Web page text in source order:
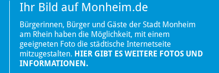
Ihr Bild auf Monheim.de
Bürgerinnen, Bürger und Gäste der Stadt Monheim
am Rhein haben die Möglichkeit, mit einem
geeigneten Foto die städtische Internetseite
mitzugestalten. HIER GIBT ES WEITERE FOTOS UND
INFORMATIONEN.